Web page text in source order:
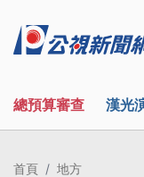
總預算審查 漢光
首頁 地方